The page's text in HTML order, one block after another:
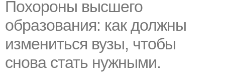
Похороны высшего
образования: как должны
измениться вузы, чтобы
снова стать нужными.